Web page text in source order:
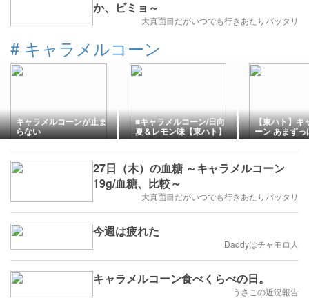
か、ビミョ～
大真面目だがいつでも行きあたりバッタリ
# キャラメルコーン
キャラメルコーンが止ま
らない
■キャラメルコーン/日向
夏＆レモン味【東ハト】
【東ハト】キ
ーン あまずっ
27日（木）の血糖 ～キャラメルコーン
19g/血糖、比較～
大真面目だがいつでも行きあたりバッタリ
今週は疲れた
Daddyはチャモロ人
キャラメルコーン食べくらべの日。
うさこの近況報告